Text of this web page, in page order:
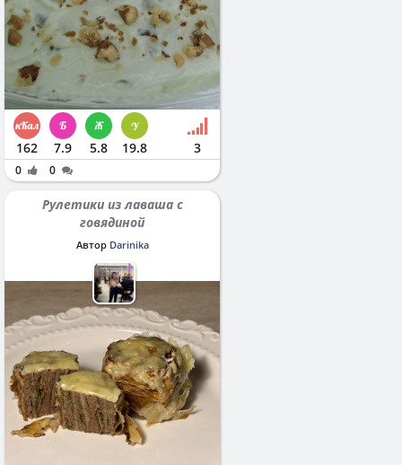
162 7.9 5.8 19.8 3
0 0
Рулетики из лаваша с
говядиной
Автор Darinika